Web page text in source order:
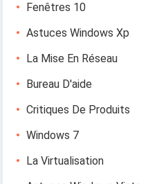
Fenêtres 10
Astuces Windows Xp
La Mise En Réseau
Bureau D'aide
Critiques De Produits
Windows 7
La Virtualisation